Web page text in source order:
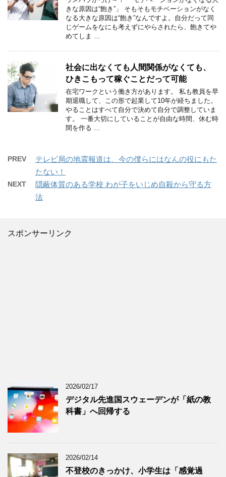
きな原因は“飽き”」 そもそもモチベーションがなく
なる大きな原因は“飽き”なんですよ。自分だって同
じゲームをなにも考えずにやらされたら、飽きてや
めてしま …
社会に出なくても人間関係がなくても、
ひきこもって稼ぐことだって可能
在宅ワークという働き方があります。 私も教員を早
期退職して、この形で起業して10年が経ちました。
やることはすべて自分で決めて自分で調整していま
す。 一番大切にしていることが自由な時間、休む時
間を作る …
PREV
テレビ局の地震報道は、今の僕らにはなんの役にもた
たない！
NEXT
隠蔽体質のある学校 わが子をいじめ自殺から守る方
法
スポンサーリンク
2026/02/17
デジタル先進国スウェーデンが「紙の教
科書」へ回帰する
2026/02/14
不登校のきっかけ、小学生は「感覚過